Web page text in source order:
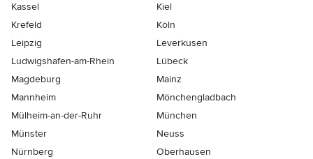
Kassel
Kiel
Krefeld
Köln
Leipzig
Leverkusen
Ludwigshafen-am-Rhein
Lübeck
Magdeburg
Mainz
Mannheim
Mönchen­gladbach
Mülheim-an-der-Ruhr
München
Münster
Neuss
Nürnberg
Oberhausen